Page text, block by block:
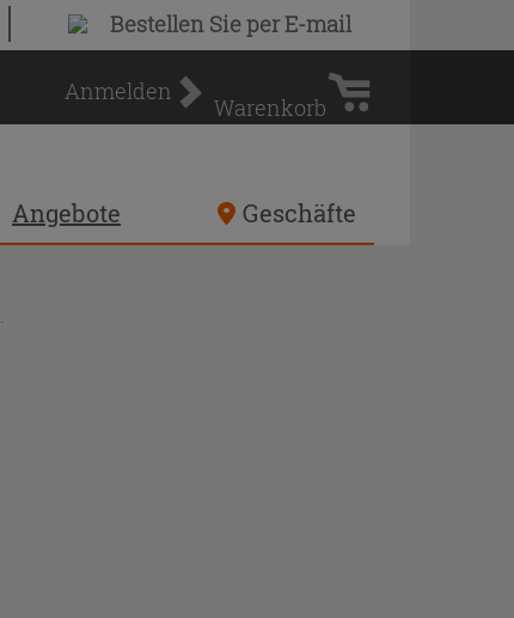
Bestellen Sieper E-mail
Anmelden
Warenkorb
Warenkorb
Angebote Geschäfte